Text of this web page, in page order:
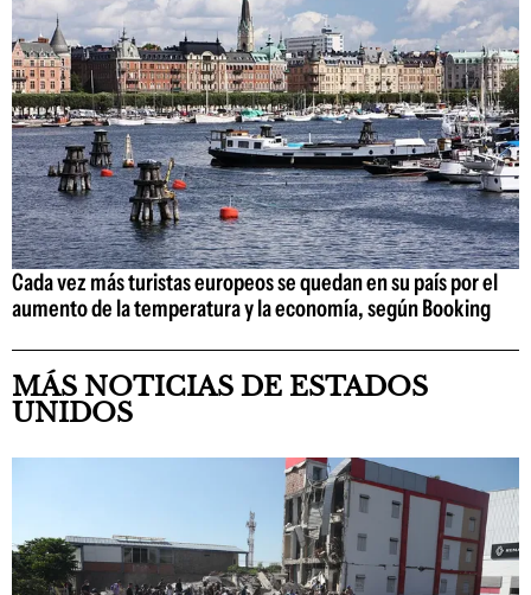
Cada vez más turistas europeos se quedan en su país por el
aumento de la temperatura y la economía, según Booking
MÁS NOTICIAS DE ESTADOS
UNIDOS